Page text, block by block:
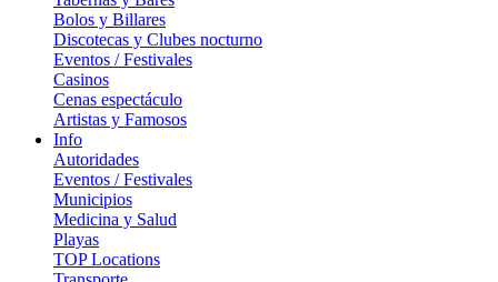
Bolos y Billares
Discotecas y Clubes nocturno
Eventos / Festivales
Casinos
Cenas espectáculo
Artistas y Famosos
Info
Autoridades
Eventos / Festivales
Municipios
Medicina y Salud
Playas
TOP Locations